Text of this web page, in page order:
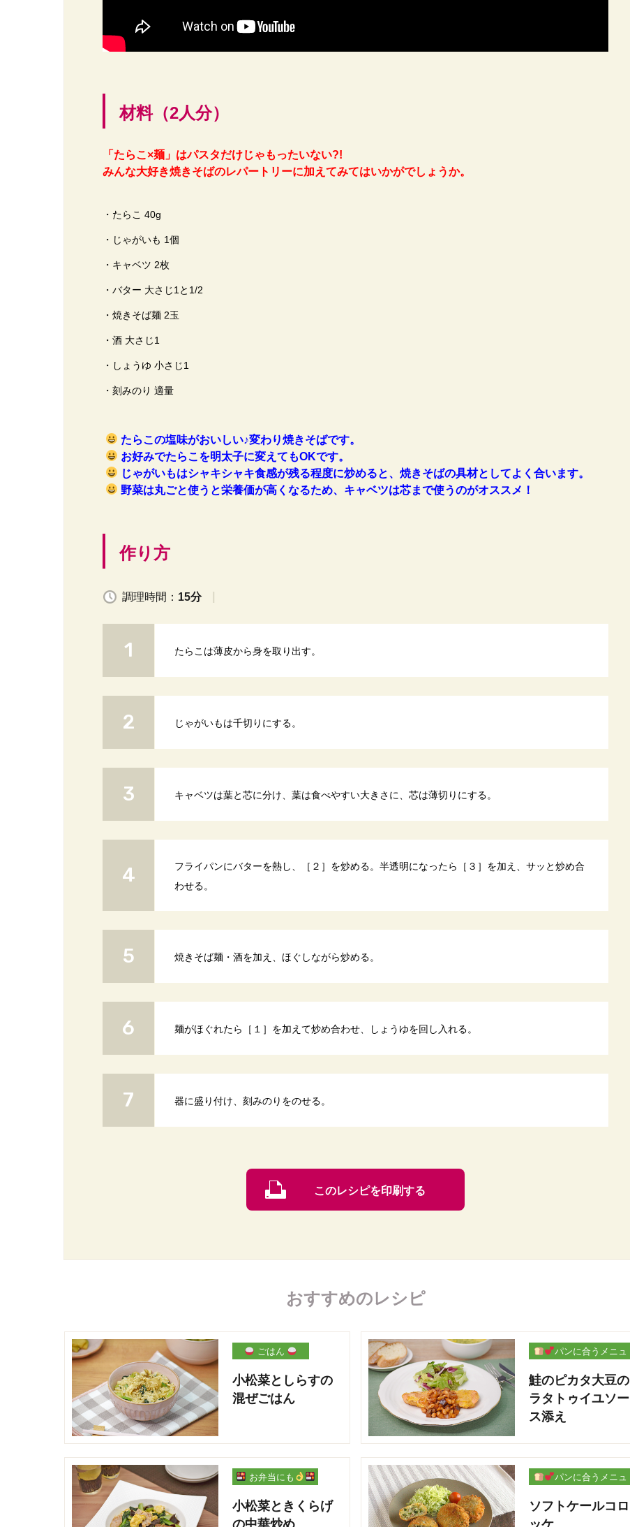
材料（2人分）
「たらこ×麺」はパスタだけじゃもったいない?!
みんな大好き焼きそばのレパートリーに加えてみてはいかがでしょうか。
・たらこ 40g
・じゃがいも 1個
・キャベツ 2枚
・バター 大さじ1と1/2
・焼きそば麺 2玉
・酒 大さじ1
・しょうゆ 小さじ1
・刻みのり 適量
たらこの塩味がおいしい♪変わり焼きそばです。
お好みでたらこを明太子に変えてもOKです。
じゃがいもはシャキシャキ食感が残る程度に炒めると、焼きそばの具材としてよく合います。
野菜は丸ごと使うと栄養価が高くなるため、キャベツは芯まで使うのがオススメ！
作り方
調理時間： 15分
たらこは薄皮から身を取り出す。
じゃがいもは千切りにする。
キャベツは葉と芯に分け、葉は食べやすい大きさに、芯は薄切りにする。
フライパンにバターを熱し、［２］を炒める。半透明になったら［３］を加え、サッと炒め合
わせる。
焼きそば麺・酒を加え、ほぐしながら炒める。
麺がほぐれたら［１］を加えて炒め合わせ、しょうゆを回し入れる。
器に盛り付け、刻みのりをのせる。
このレシピを印刷する
おすすめのレシピ
ごはん
小松菜としらすの
混ぜごはん
パンに合うメニュ
鮭のピカタ大豆の
ラタトゥイユソー
ス添え
お弁当にも
小松菜ときくらげ
の中華炒め
パンに合うメニュ
ソフトケールコロ
ッケ